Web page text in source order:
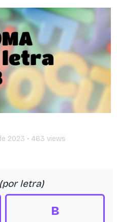
2023 • 463 views
(por letra)
B